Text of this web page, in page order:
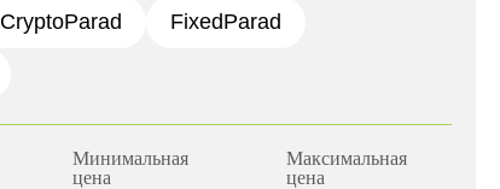
CryptoParad FixedParad
Минимальная
цена
Максимальная
цена